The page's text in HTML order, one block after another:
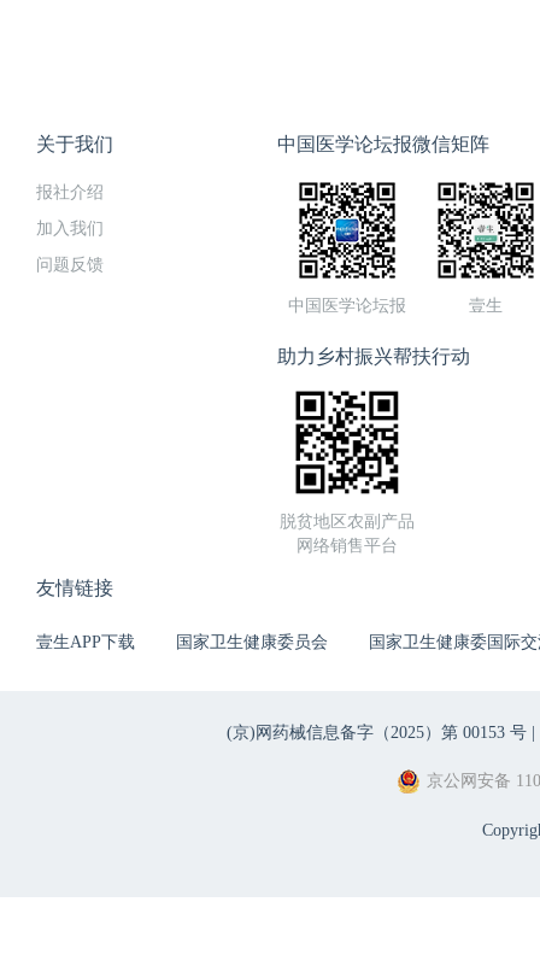
关于我们
报社介绍
加入我们
问题反馈
中国医学论坛报微信矩阵
中国医学论坛报 壹生
助力乡村振兴帮扶行动
脱贫地区农副产品
网络销售平台
友情链接
壹生APP下载 国家卫生健康委员会 国家卫生健康委国际
(京)网药械信息备字（2025）第 00153 号 |
京公网安备